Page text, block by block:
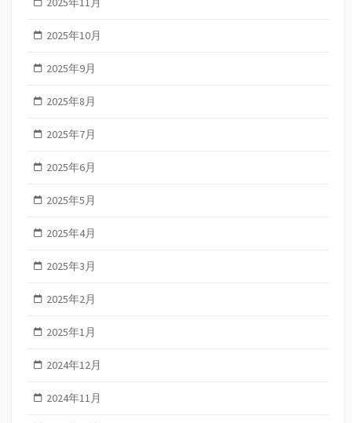
2025年10月
2025年9月
2025年8月
2025年7月
2025年6月
2025年5月
2025年4月
2025年3月
2025年2月
2025年1月
2024年12月
2024年11月